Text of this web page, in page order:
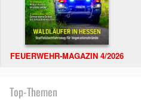
FEUERWEHR-MAGAZIN 4/2026
Top-Themen